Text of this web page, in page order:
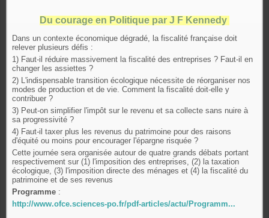
Du courage en Politique par J F Kennedy
Dans un contexte économique dégradé, la fiscalité française doit
relever plusieurs défis :
1) Faut-il réduire massivement la fiscalité des entreprises ? Faut-il en
changer les assiettes ?
2) L'indispensable transition écologique nécessite de réorganiser nos
modes de production et de vie. Comment la fiscalité doit-elle y
contribuer ?
3) Peut-on simplifier l'impôt sur le revenu et sa collecte sans nuire à
sa progressivité ?
4) Faut-il taxer plus les revenus du patrimoine pour des raisons
d'équité ou moins pour encourager l'épargne risquée ?
Cette journée sera organisée autour de quatre grands débats portant
respectivement sur (1) l'imposition des entreprises, (2) la taxation
écologique, (3) l'imposition directe des ménages et (4) la fiscalité du
patrimoine et de ses revenus
Programme :
http://www.ofce.sciences-po.fr/pdf-articles/actu/Programm...